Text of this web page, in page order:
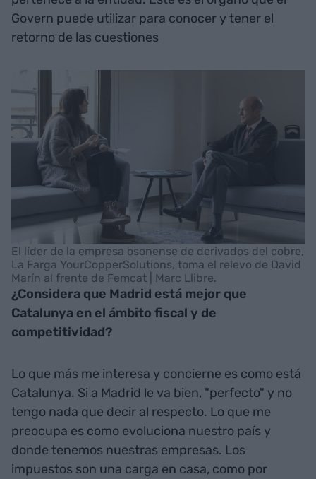
Govern puede utilizar para conocer y tener el
retorno de las cuestiones
El líder de la empresa osonense de derivados del cobre,
La Farga YourCopperSolutions, toma el relevo de David
Marín al frente de Femcat | Marc Llibre.
¿Considera que Madrid está mejor que
Catalunya en el ámbito fiscal y de
competitividad?
Lo que más me interesa y concierne es como está
Catalunya. Si a Madrid le va bien, "perfecto" y no
tengo nada que decir al respecto. Lo que me
preocupa es como evoluciona nuestro país y
donde tenemos nuestras empresas. Los
impuestos son una carga en casa, como por